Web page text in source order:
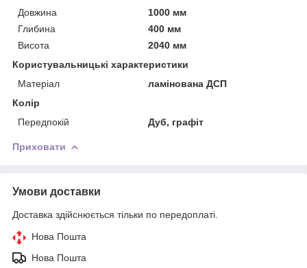
Довжина
1000 мм
Глибина
400 мм
Висота
2040 мм
Користувальницькі характеристики
Матеріал
ламінована ДСП
Колір
Передпокій
Дуб, графіт
Приховати
Умови доставки
Доставка здійснюється тільки по передоплаті.
Нова Пошта
Нова Пошта